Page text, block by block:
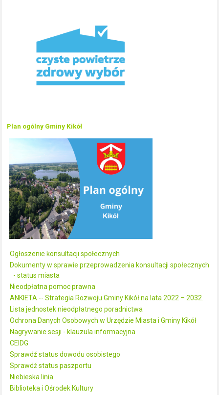
Plan ogólny Gminy Kikół
Ogłoszenie konsultacji społecznych
Dokumenty w sprawie przeprowadzenia konsultacji społecznych
- status miasta
Nieodpłatna pomoc prawna
ANKIETA -- Strategia Rozwoju Gminy Kikół na lata 2022 – 2032.
Lista jednostek nieodpłatnego poradnictwa
Ochrona Danych Osobowych w Urzędzie Miasta i Gminy Kikół
Nagrywanie sesji - klauzula informacyjna
CEIDG
Sprawdź status dowodu osobistego
Sprawdź status paszportu
Niebieska linia
Biblioteka i Ośrodek Kultury